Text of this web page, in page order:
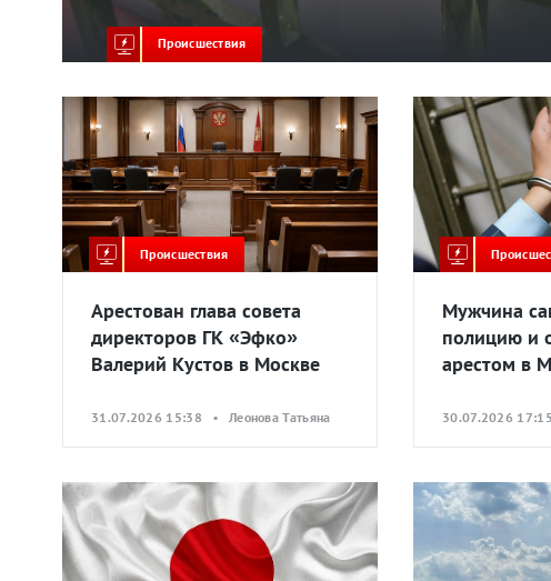
Происшествия
Происшествия
Арестован глава совета
директоров ГК «Эфко»
Валерий Кустов в Москве
31.07.2026 15:38 • Леонова Татьяна
Мужчина
полицию и
арестом в
30.07.2026